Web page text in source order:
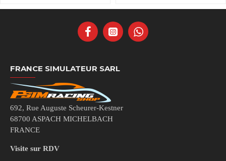
FRANCE SIMULATEUR SARL
692, Rue Auguste Scheurer-Kestner
68700 ASPACH MICHELBACH
FRANCE
Visite sur RDV